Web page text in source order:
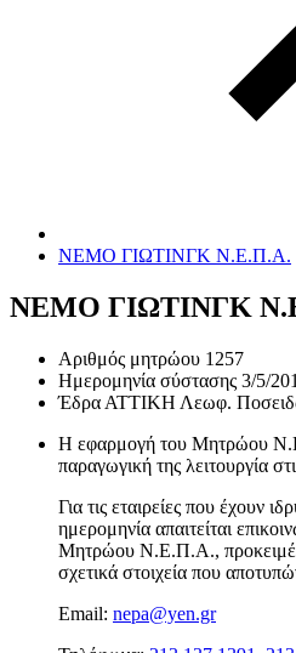
ΝΕΜΟ ΓΙΩΤΙΝΓΚ Ν.Ε.Π.Α.
ΝΕΜΟ ΓΙΩΤΙΝΓΚ
Αριθμός μητρώου 1257
Ημερομηνία σύστασης 3/5/
Έδρα ΑΤΤΙΚΗ Λεωφ.
Η εφαρμογή του Μητρώου
παραγωγική της λειτουργία
Για τις εταιρείες που έχουν
ημερομηνία απαιτείται
Μητρώου Ν.Ε.Π.Α.,
σχετικά στοιχεία που
Email: nepa@yen.gr